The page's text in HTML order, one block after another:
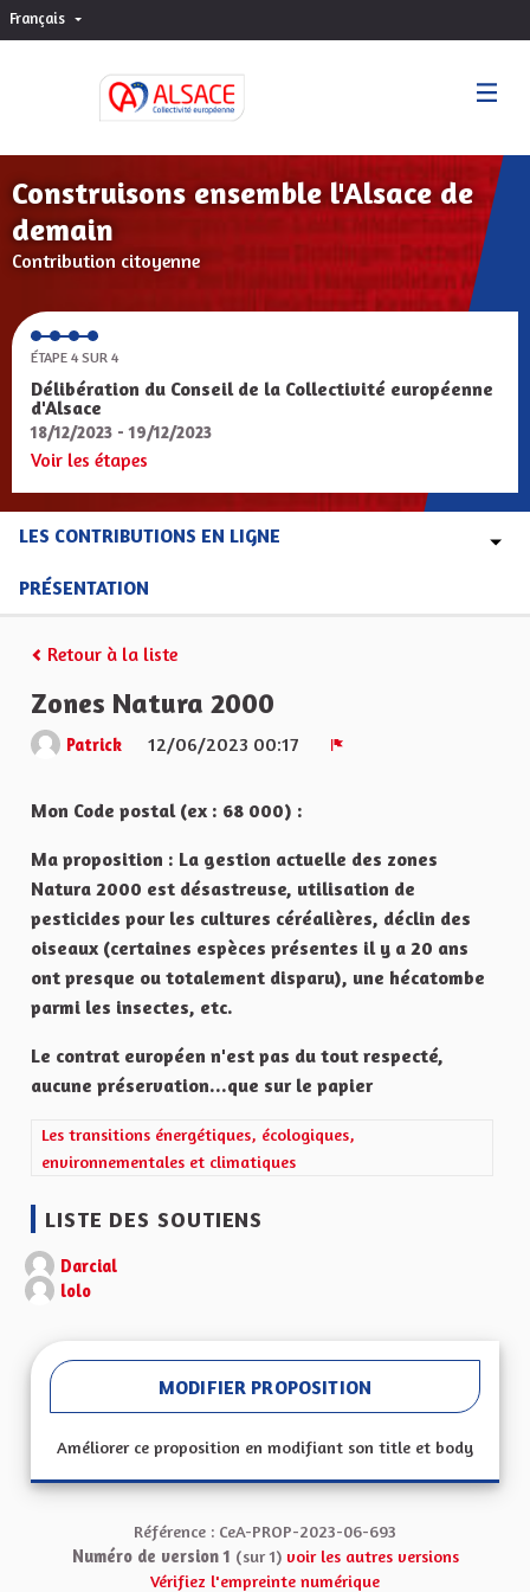
Français Choisir la langue
Construisons ensemble l'Alsace de
demain
Contribution citoyenne
ÉTAPE 4 SUR 4
Délibération du Conseil de la Collectivité européenne
d'Alsace
18/12/2023 - 19/12/2023
Voir les étapes
LES CONTRIBUTIONS EN LIGNE
PRÉSENTATION
Retour à la liste
Zones Natura 2000
Patrick
12/06/2023 00:17
Mon Code postal (ex : 68 000) :
Ma proposition : La gestion actuelle des zones
Natura 2000 est désastreuse, utilisation de
pesticides pour les cultures céréalières, déclin des
oiseaux (certaines espèces présentes il y a 20 ans
ont presque ou totalement disparu), une hécatombe
parmi les insectes, etc.
Le contrat européen n'est pas du tout respecté,
aucune préservation...que sur le papier
Filtrer les résultats de la catégorie : Les transitions
Les transitions énergétiques, écologiques,
environnementales et climatiques
LISTE DES SOUTIENS
Darcial
lolo
MODIFIER PROPOSITION
Améliorer ce proposition en modifiant son title et body
Référence : CeA-PROP-2023-06-693
Numéro de version 1 (sur 1) voir les autres versions
Vérifiez l'empreinte numérique